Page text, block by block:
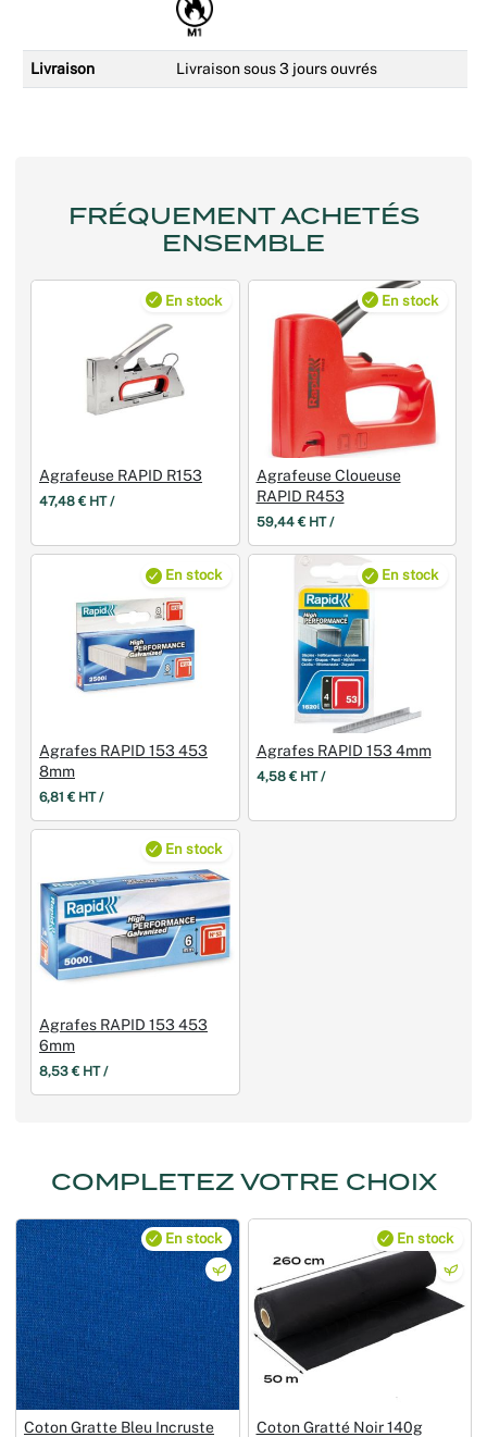
Livraison Livraison sous 3 jours ouvrés
FRÉQUEMENT ACHETÉS
ENSEMBLE
En stock
Agrafeuse RAPID R153
47,48 € HT /
En stock
Agrafeuse Cloueuse
RAPID R453
59,44 € HT /
En stock
Agrafes RAPID 153 453
8mm
6,81 € HT /
En stock
Agrafes RAPID 153 4mm
4,58 € HT /
En stock
Agrafes RAPID 153 453
6mm
8,53 € HT /
COMPLETEZ VOTRE CHOIX
En stock
Coton Gratte Bleu Incruste
En stock
Coton Gratté Noir 140g